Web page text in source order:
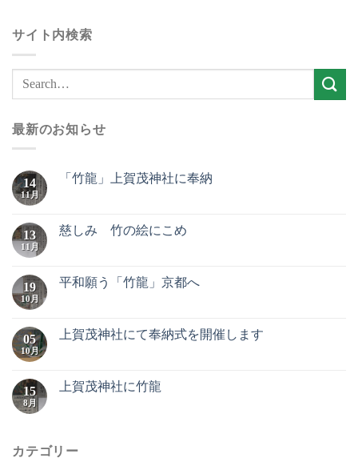
サイト内検索
最新のお知らせ
14
11月
「竹龍」上賀茂神社に奉納
13
11月
慈しみ 竹の絵にこめ
19
10月
平和願う「竹龍」京都へ
05
10月
上賀茂神社にて奉納式を開催します
15
8月
上賀茂神社に竹龍
カテゴリー